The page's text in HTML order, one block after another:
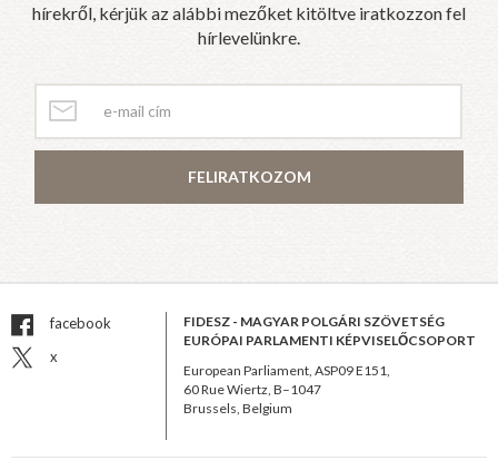
hírekről, kérjük az alábbi mezőket kitöltve iratkozzon fel
hírlevelünkre.
FELIRATKOZOM
facebook
x
FIDESZ - MAGYAR POLGÁRI SZÖVETSÉG
EURÓPAI PARLAMENTI KÉPVISELŐCSOPORT
European Parliament, ASP09 E151,
60 Rue Wiertz, B–1047
Brussels, Belgium